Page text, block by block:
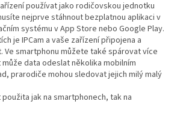
používat jako rodičovskou jednotku
nejprve stáhnout bezplatnou aplikaci v
systému v App Store nebo Google Play.
je IPCam a vaše zařízení připojena a
Ve smartphonu můžete také spárovat více
data odeslat několika mobilním
prarodiče mohou sledovat jejich milý malý
jak na smartphonech, tak na